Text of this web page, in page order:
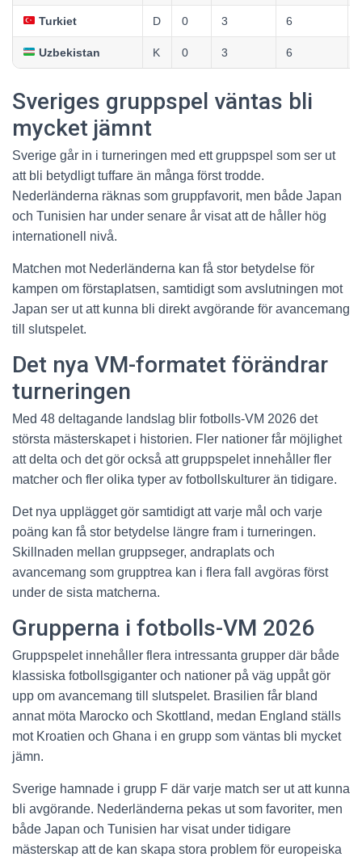
Turkiet D 0 3 6
Uzbekistan K 0 3 6
Sveriges gruppspel väntas bli
mycket jämnt
Sverige går in i turneringen med ett gruppspel som ser ut
att bli betydligt tuffare än många först trodde.
Nederländerna räknas som gruppfavorit, men både Japan
och Tunisien har under senare år visat att de håller hög
internationell nivå.
Matchen mot Nederländerna kan få stor betydelse för
kampen om förstaplatsen, samtidigt som avslutningen mot
Japan ser ut att kunna bli direkt avgörande för avancemang
till slutspelet.
Det nya VM-formatet förändrar
turneringen
Med 48 deltagande landslag blir fotbolls-VM 2026 det
största mästerskapet i historien. Fler nationer får möjlighet
att delta och det gör också att gruppspelet innehåller fler
matcher och fler olika typer av fotbollskulturer än tidigare.
Det nya upplägget gör samtidigt att varje mål och varje
poäng kan få stor betydelse längre fram i turneringen.
Skillnaden mellan gruppseger, andraplats och
avancemang som grupptrea kan i flera fall avgöras först
under de sista matcherna.
Grupperna i fotbolls-VM 2026
Gruppspelet innehåller flera intressanta grupper där både
klassiska fotbollsgiganter och nationer på väg uppåt gör
upp om avancemang till slutspelet. Brasilien får bland
annat möta Marocko och Skottland, medan England ställs
mot Kroatien och Ghana i en grupp som väntas bli mycket
jämn.
Sverige hamnade i grupp F där varje match ser ut att kunna
bli avgörande. Nederländerna pekas ut som favoriter, men
både Japan och Tunisien har visat under tidigare
mästerskap att de kan skapa stora problem för europeiska